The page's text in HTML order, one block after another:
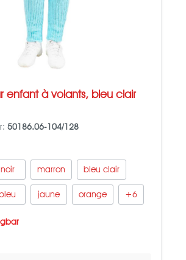
enfant à volants, bleu clair
50186.06-104/128
noir marron bleu clair
jaune orange +6